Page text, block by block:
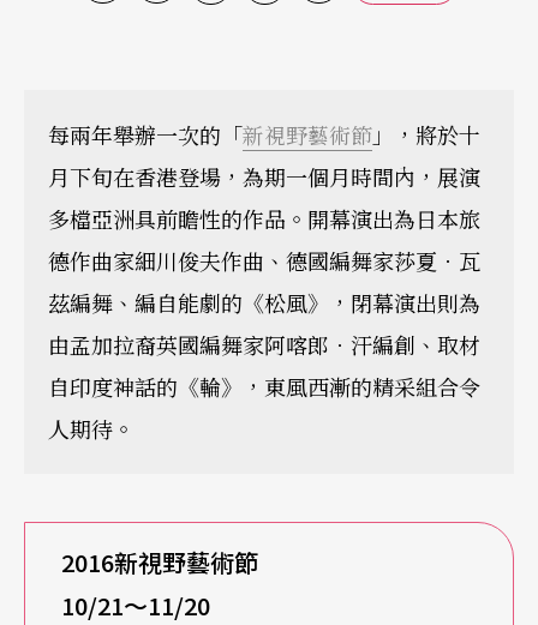
每兩年舉辦一次的「新視野藝術節」，將於十
月下旬在香港登場，為期一個月時間內，展演
多檔亞洲具前瞻性的作品。開幕演出為日本旅
德作曲家細川俊夫作曲、德國編舞家莎夏．瓦
茲編舞、編自能劇的《松風》，閉幕演出則為
由孟加拉裔英國編舞家阿喀郎．汗編創、取材
自印度神話的《輪》，東風西漸的精采組合令
人期待。
2016新視野藝術節
10/21～11/20